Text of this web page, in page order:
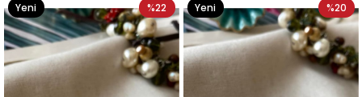
%22
Yeni
Ürün
%20
Yeni
Ürün